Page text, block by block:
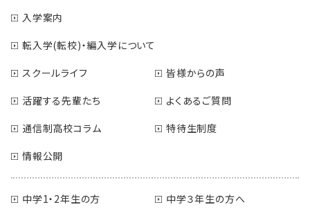
入学案内
転入学(転校)・編入学について
スクールライフ
皆様からの声
活躍する先輩たち
よくあるご質問
通信制高校コラム
特待生制度
情報公開
中学1・2年生の方
中学３年生の方へ